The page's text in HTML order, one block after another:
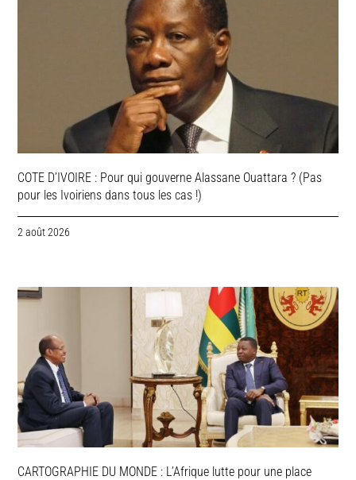
COTE D’IVOIRE : Pour qui gouverne Alassane Ouattara ? (Pas
pour les Ivoiriens dans tous les cas !)
2 août 2026
CARTOGRAPHIE DU MONDE : L’Afrique lutte pour une place